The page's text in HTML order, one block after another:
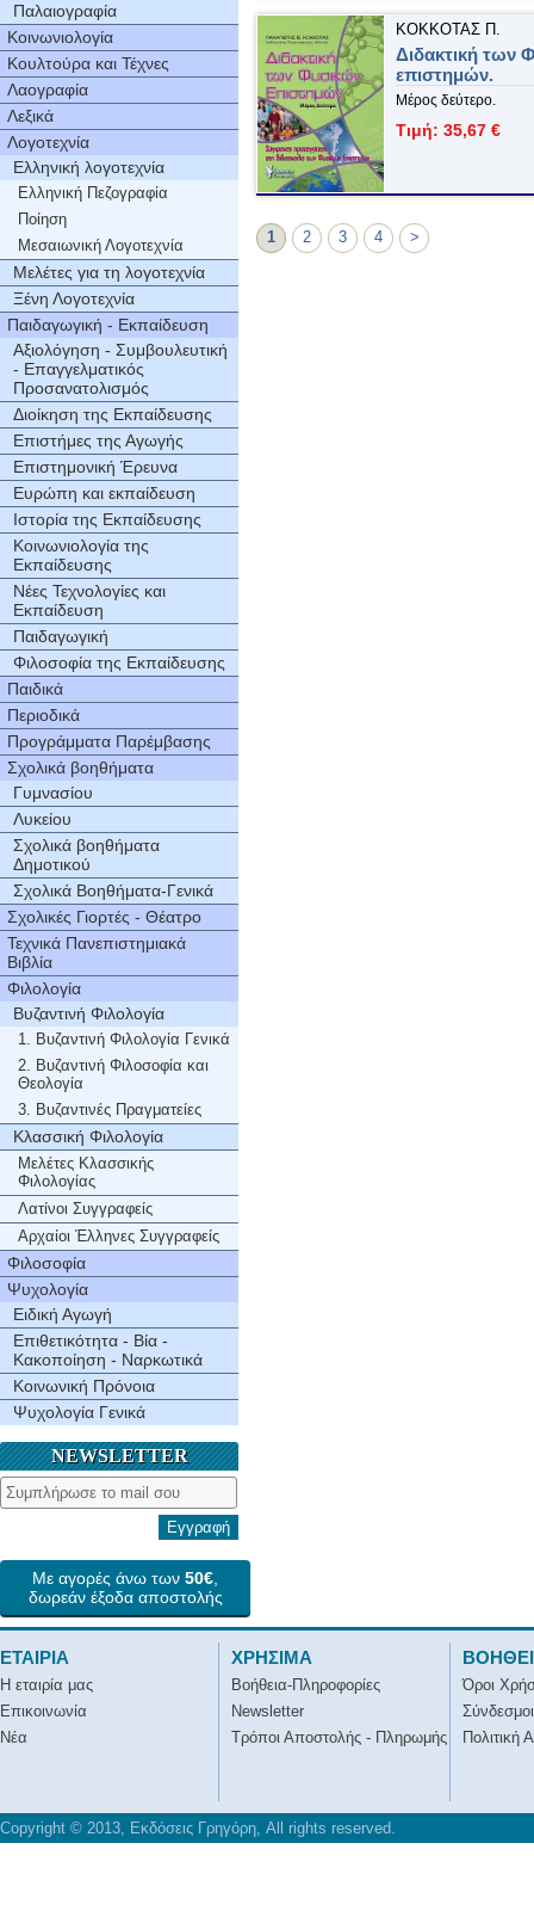
Παλαιογραφία
Κοινωνιολογία
Κουλτούρα και Τέχνες
Λαογραφία
Λεξικά
Λογοτεχνία
Ελληνική λογοτεχνία
Ελληνική Πεζογραφία
Ποίηση
Μεσαιωνική Λογοτεχνία
Μελέτες για τη λογοτεχνία
Ξένη Λογοτεχνία
Παιδαγωγική - Εκπαίδευση
Αξιολόγηση - Συμβουλευτική
- Επαγγελματικός
Προσανατολισμός
Διοίκηση της Εκπαίδευσης
Επιστήμες της Αγωγής
Επιστημονική Έρευνα
Ευρώπη και εκπαίδευση
Ιστορία της Εκπαίδευσης
Κοινωνιολογία της
Εκπαίδευσης
Νέες Τεχνολογίες και
Εκπαίδευση
Παιδαγωγική
Φιλοσοφία της Εκπαίδευσης
Παιδικά
Περιοδικά
Προγράμματα Παρέμβασης
Σχολικά βοηθήματα
Γυμνασίου
Λυκείου
Σχολικά βοηθήματα
Δημοτικού
Σχολικά Βοηθήματα-Γενικά
Σχολικές Γιορτές - Θέατρο
Τεχνικά Πανεπιστημιακά
Βιβλία
Φιλολογία
Βυζαντινή Φιλολογία
1. Βυζαντινή Φιλολογία Γενικά
2. Βυζαντινή Φιλοσοφία και
Θεολογία
3. Βυζαντινές Πραγματείες
Κλασσική Φιλολογία
Μελέτες Κλασσικής
Φιλολογίας
Λατίνοι Συγγραφείς
Αρχαίοι Έλληνες Συγγραφείς
Φιλοσοφία
Ψυχολογία
Ειδική Αγωγή
Επιθετικότητα - Βία -
Κακοποίηση - Ναρκωτικά
Κοινωνική Πρόνοια
Ψυχολογία Γενικά
NEWSLETTER
Εγγραφή
Με αγορές άνω των 50€
δωρεάν έξοδα αποστολής
ΚΟΚΚΟΤΑΣ Π.
Διδακτική των
επιστημών.
Μέρος δεύτερο.
Τιμή: 35,67 €
1 2 3 4 >
ΕΤΑΙΡΙΑ
Η εταιρία μας
Επικοινωνία
Νέα
ΧΡΗΣΙΜΑ
Βοήθεια-Πληροφορίες
Newsletter
Τρόποι Αποστολής - Πληρωμής
Όροι
Σύνδεσμοι
Πολιτική
Copyright © 2013, Εκδόσεις Γρηγόρη, All rights reserved.